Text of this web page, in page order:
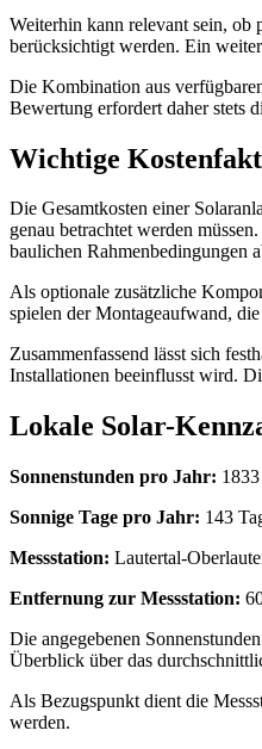
Weiterhin kann relevant sein, ob
berücksichtigt werden. Ein
Die Kombination aus
Bewertung erfordert daher stets
Wichtige
Die Gesamtkosten einer
genau betrachtet werden
baulichen Rahmenbedingungen
Als optionale zusätzliche
spielen der Montageaufwand,
Zusammenfassend lässt sich
Installationen beeinflusst wird.
Lokale Solar-
Sonnenstunden pro Jahr:
Sonnige Tage pro Jahr: 143
Messstation: Lautertal-
Entfernung zur Messstation:
Die angegebenen
Überblick über das
Als Bezugspunkt dient die
werden.